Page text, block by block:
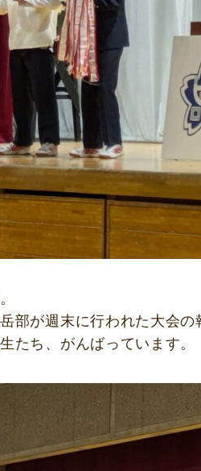
部が週末に行われた大会
たち、がんばっています。